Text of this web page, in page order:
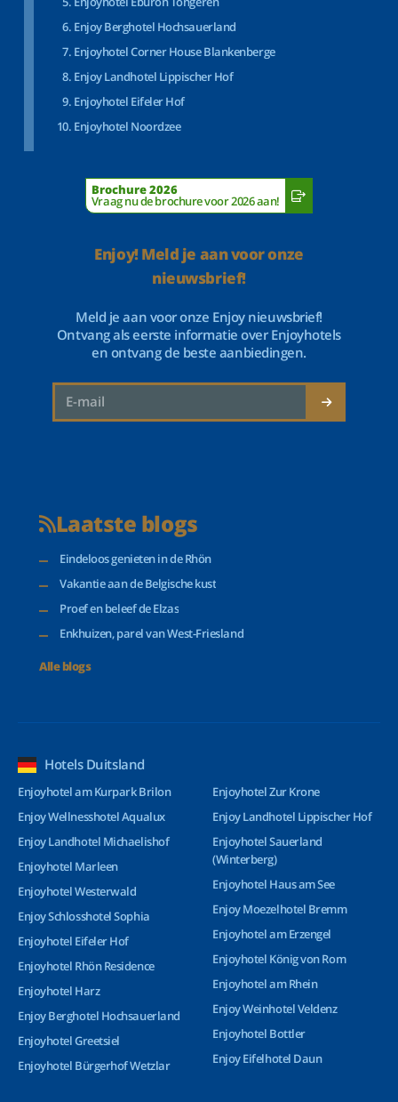
Enjoy Berghotel Hochsauerland
Enjoyhotel Corner House Blankenberge
Enjoy Landhotel Lippischer Hof
Enjoyhotel Eifeler Hof
Enjoyhotel Noordzee
Brochure 2026
Vraag nu de brochure voor 2026 aan!
Enjoy! Meld je aan voor onze
nieuwsbrief!
Meld je aan voor onze Enjoy nieuwsbrief!
Ontvang als eerste informatie over Enjoyhotels
en ontvang de beste aanbiedingen.
Laatste blogs
Eindeloos genieten in de Rhön
Vakantie aan de Belgische kust
Proef en beleef de Elzas
Enkhuizen, parel van West-Friesland
Alle blogs
Hotels Duitsland
Enjoyhotel am Kurpark Brilon
Enjoy Wellnesshotel Aqualux
Enjoy Landhotel Michaelishof
Enjoyhotel Marleen
Enjoyhotel Westerwald
Enjoy Schlosshotel Sophia
Enjoyhotel Eifeler Hof
Enjoyhotel Rhön Residence
Enjoyhotel Harz
Enjoy Berghotel Hochsauerland
Enjoyhotel Greetsiel
Enjoyhotel Bürgerhof Wetzlar
Enjoyhotel Zur Krone
Enjoy Landhotel Lippischer Hof
Enjoyhotel Sauerland
(Winterberg)
Enjoyhotel Haus am See
Enjoy Moezelhotel Bremm
Enjoyhotel am Erzengel
Enjoyhotel König von Rom
Enjoyhotel am Rhein
Enjoy Weinhotel Veldenz
Enjoyhotel Bottler
Enjoy Eifelhotel Daun